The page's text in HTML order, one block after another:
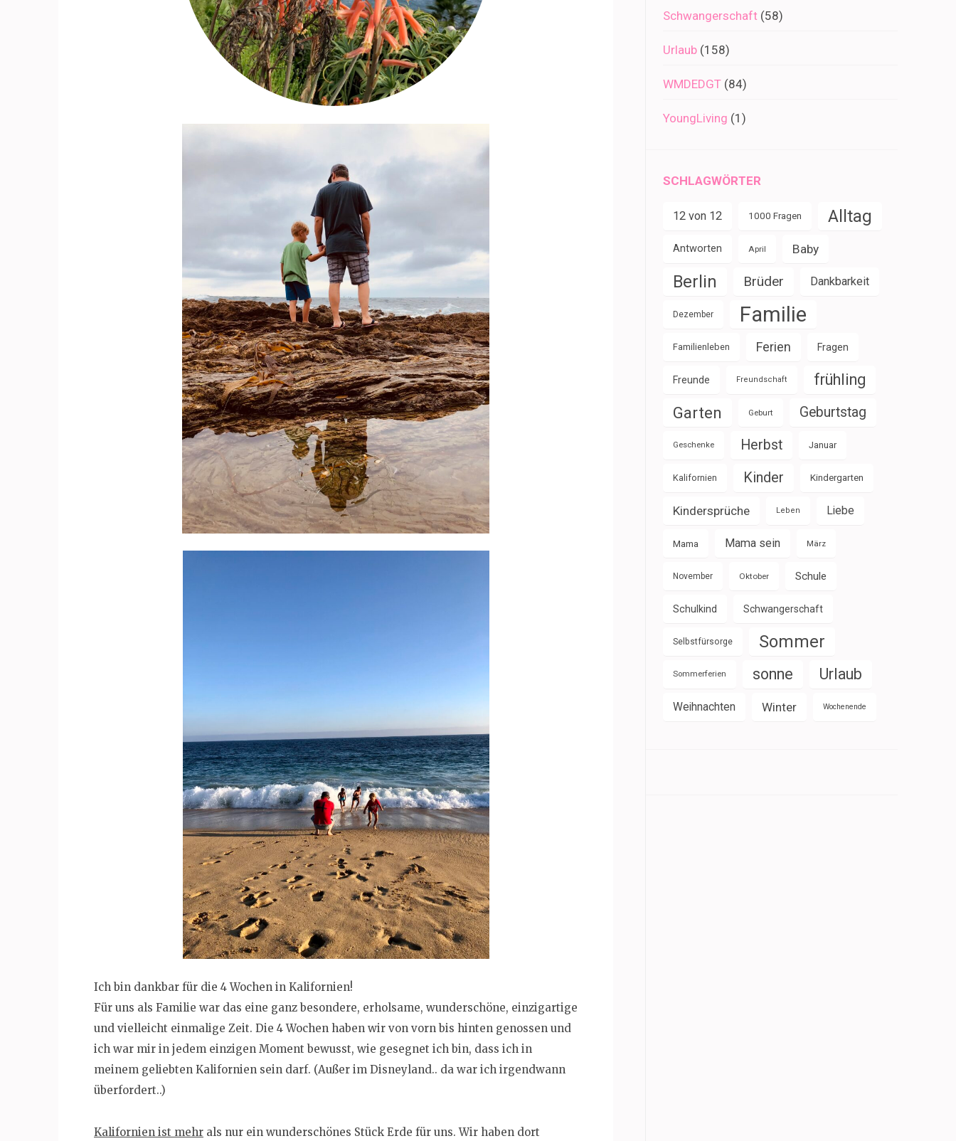
Ich bin dankbar für die 4 Wochen in Kalifornien!
Für uns als Familie war das eine ganz besondere, erholsame, wunderschöne, einzigartige
und vielleicht einmalige Zeit. Die 4 Wochen haben wir von vorn bis hinten genossen und
ich war mir in jedem einzigen Moment bewusst, wie gesegnet ich bin, dass ich in
meinem geliebten Kalifornien sein darf. (Außer im Disneyland.. da war ich irgendwann
überfordert..)
Kalifornien ist mehr als nur ein wunderschönes Stück Erde für uns. Wir haben dort
Schwangerschaft (58)
Urlaub (158)
WMDEDGT (84)
YoungLiving (1)
SCHLAGWÖRTER
12 von 12 1000 Fragen Alltag
Antworten April Baby
Berlin Brüder Dankbarkeit
Dezember Familie
Familienleben Ferien Fragen
Freunde Freundschaft frühling
Garten Geburt Geburtstag
Geschenke Herbst Januar
Kalifornien Kinder Kindergarten
Kindersprüche Leben Liebe
Mama Mama sein März
November Oktober Schule
Schulkind Schwangerschaft
Selbstfürsorge Sommer
Sommerferien sonne Urlaub
Weihnachten Winter Wochenende